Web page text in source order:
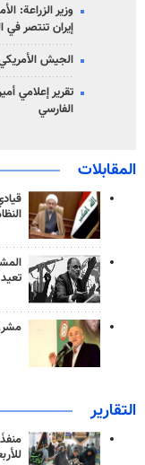
وزير الزراعة:
إيران تنتصر في
الجيش
تقرير إعلامي
الفارسي
المقابلات
التقارير